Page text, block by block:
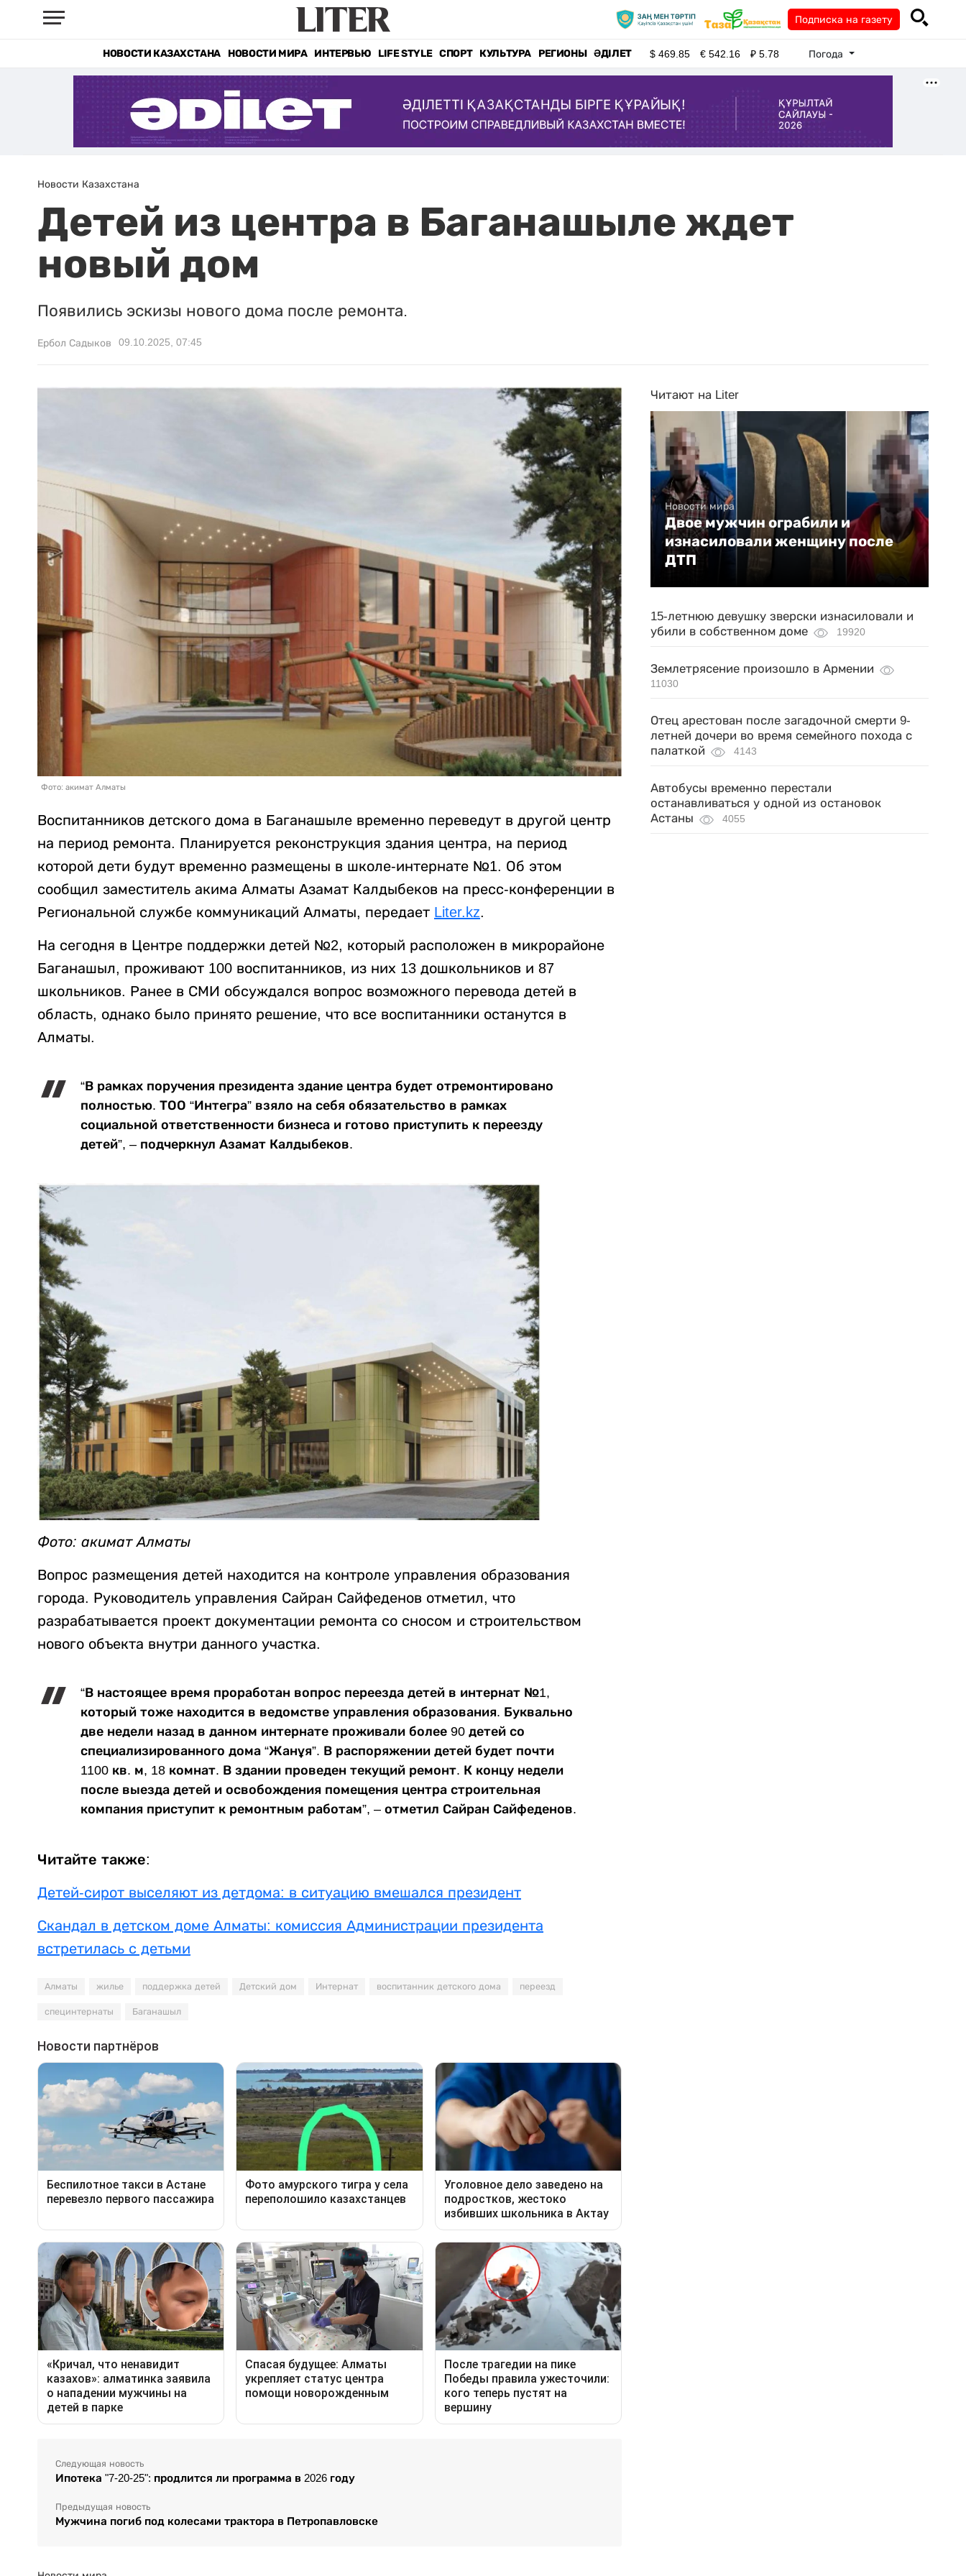
Подписка на газету
НОВОСТИ КАЗАХСТАНА НОВОСТИ МИРА ИНТЕРВЬЮ LIFE STYLE СПОРТ КУЛЬТУРА РЕГИОНЫ ӘДІЛЕТ $469.85 €542.16 ₽5.78 Погода
Новости Казахстана
Детей из центра в Баганашыле ждет
новый дом
Появились эскизы нового дома после ремонта.
Ербол Садыков 09.10.2025, 07:45
Фото: акимат Алматы
Воспитанников детского дома в Баганашыле временно переведут в другой центр
на период ремонта. Планируется реконструкция здания центра, на период
которой дети будут временно размещены в школе-интернате №1. Об этом
сообщил заместитель акима Алматы Азамат Калдыбеков на пресс-конференции в
Региональной службе коммуникаций Алматы, передает Liter.kz.
На сегодня в Центре поддержки детей №2, который расположен в микрорайоне
Баганашыл, проживают 100 воспитанников, из них 13 дошкольников и 87
школьников. Ранее в СМИ обсуждался вопрос возможного перевода детей в
область, однако было принято решение, что все воспитанники останутся в
Алматы.
“В рамках поручения президента здание центра будет отремонтировано
полностью. ТОО “Интегра” взяло на себя обязательство в рамках
социальной ответственности бизнеса и готово приступить к переезду
детей”, – подчеркнул Азамат Калдыбеков.
Фото: акимат Алматы
Вопрос размещения детей находится на контроле управления образования
города. Руководитель управления Сайран Сайфеденов отметил, что
разрабатывается проект документации ремонта со сносом и строительством
нового объекта внутри данного участка.
“В настоящее время проработан вопрос переезда детей в интернат №1,
который тоже находится в ведомстве управления образования. Буквально
две недели назад в данном интернате проживали более 90 детей со
специализированного дома “Жанұя”. В распоряжении детей будет почти
1100 кв. м, 18 комнат. В здании проведен текущий ремонт. К концу недели
после выезда детей и освобождения помещения центра строительная
компания приступит к ремонтным работам”, – отметил Сайран Сайфеденов.
Читайте также:
Детей-сирот выселяют из детдома: в ситуацию вмешался президент
Скандал в детском доме Алматы: комиссия Администрации президента
встретилась с детьми
Алматы жилье поддержка детей Детский дом Интернат воспитанник детского дома переезд
специнтернаты Баганашыл
Следующая новость
Ипотека "7-20-25": продлится ли программа в 2026 году
Предыдущая новость
Мужчина погиб под колесами трактора в Петропавловске
Читают на Liter
Новости мира
Двое мужчин ограбили и
изнасиловали женщину после
ДТП
15-летнюю девушку зверски изнасиловали и
убили в собственном доме
19920
Землетрясение произошло в Армении
11030
Отец арестован после загадочной смерти 9-
летней дочери во время семейного похода с
палаткой
4143
Автобусы временно перестали
останавливаться у одной из остановок
Астаны
4055